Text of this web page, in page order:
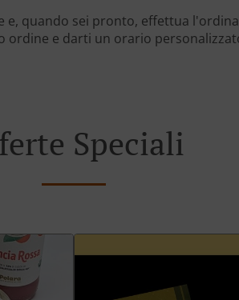
quando sei pronto, effettua
ordine e darti un orario
Speciali